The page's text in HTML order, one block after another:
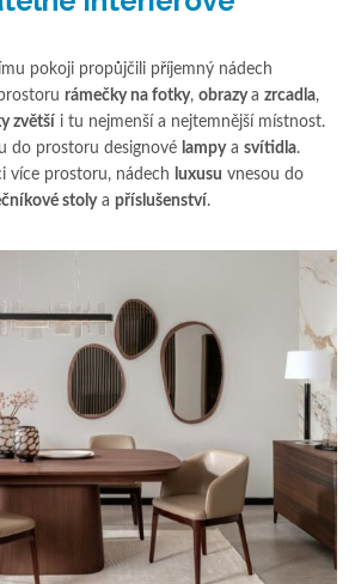
pokoji propůjčili příjemný nádech
rámečky na fotky, obrazya zrcadla,
zvětší i tu nejmenší a nejtemnější místnost.
do prostoru designové lampya svítidla.
více prostoru, nádech luxusu vnesou do
stolya příslušenství.